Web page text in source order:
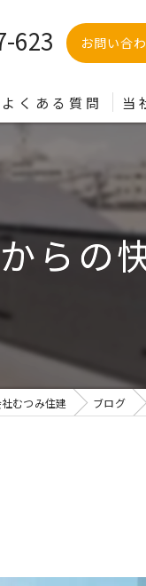
623 お問い合
よくある質問 当
土地
分
建
らの
むつみ住建 ブログ